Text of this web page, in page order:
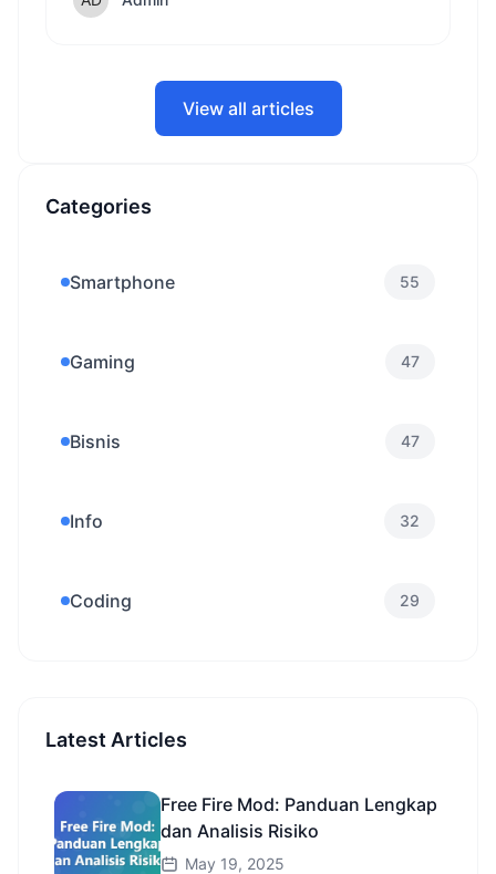
juta followers.
View all articles
Categories
Smartphone 55
Gaming 47
Bisnis 47
Info 32
Coding 29
Latest Articles
Free Fire Mod: Panduan Lengkap
dan Analisis Risiko
May 19, 2025